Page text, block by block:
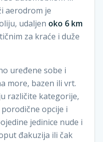
aerodrom je
udaljen oko 6 km
za kraće i duže
uređene sobe i
more, bazen ili vrt.
različite kategorije,
opcije i
jedinice nude i
đakuzija ili čak